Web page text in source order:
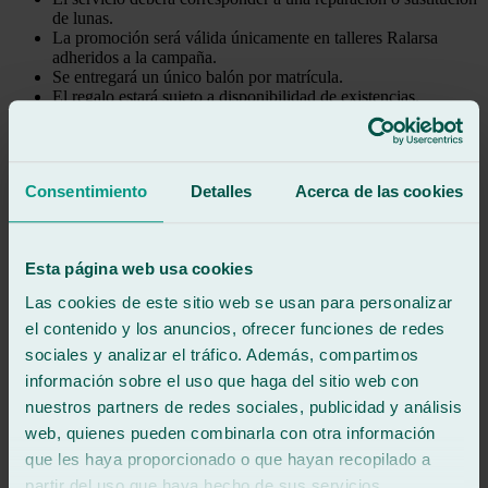
Consentimiento Detalles Acerca de las cookies
Esta página web usa cookies
Las cookies de este sitio web se usan para personalizar
el contenido y los anuncios, ofrecer funciones de redes
sociales y analizar el tráfico. Además, compartimos
información sobre el uso que haga del sitio web con
nuestros partners de redes sociales, publicidad y análisis
web, quienes pueden combinarla con otra información
que les haya proporcionado o que hayan recopilado a
de lunas.
La promoción será válida únicamente en talleres Ralarsa
adheridos a la campaña.
Se entregará un único balón por matrícula.
El regalo estará sujeto a disponibilidad de existencias.
La promoción será válida hasta el 26 de julio de 2026 o hasta
4. Servicios incluidos
La promoción será aplicable a los siguientes servicios:
Reparación de parabrisas.
Sustitución de lunetas.
Sustitución de cristales laterales.
Ralarsa se reserva el derecho de excluir determinados servicios o
casos especiales cuando sea necesario por motivos operativos.
5. Disponibilidad del regalo
Se han destinado unidades limitadas para esta promoción.